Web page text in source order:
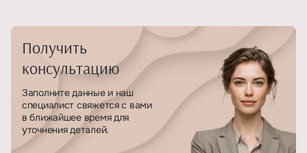
Получить
консультацию
Заполните данные и наш
специалист свяжется с вами
в ближайшее время для
уточнения деталей.